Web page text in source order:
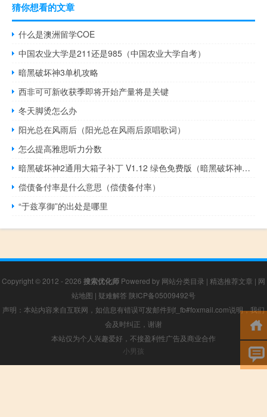
猜你想看的文章
什么是澳洲留学COE
中国农业大学是211还是985（中国农业大学自考）
暗黑破坏神3单机攻略
西非可可新收获季即将开始产量将是关键
冬天脚烫怎么办
阳光总在风雨后（阳光总在风雨后原唱歌词）
怎么提高雅思听力分数
暗黑破坏神2通用大箱子补丁 V1.12 绿色免费版（暗黑破坏神2通用大箱子补丁 V1.12 绿色免费版功能简介）
偿债备付率是什么意思（偿债备付率）
“于兹享御”的出处是哪里
Copyright © 2012 - 2026 搜索优化师 Powered by 网站分类目录 | 精选推荐文章 | 网
站地图 | 疑难解答 陕ICP备05009492号
声明：本站内容来自互联网，如信息有错误可发邮件到f_fb#foxmail.com说明，我们
会及时纠正，谢谢
本站仅为个人兴趣爱好，不接盈利性广告及商业合作
小男孩